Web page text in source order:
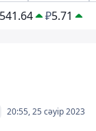
541.64 ₽5.71
20:55, 25 сәуір 2023